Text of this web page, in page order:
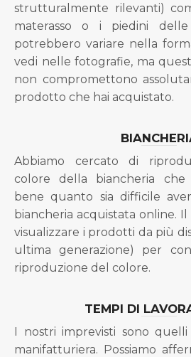
strutturalmente rilevanti)
materasso o i piedini
potrebbero variare nella
vedi nelle fotografie, ma
non compromettono
prodotto che hai acquistato.
Abbiamo cercato di
colore della biancheria che
bene quanto sia difficile
biancheria acquistata online.
visualizzare i prodotti da più
ultima generazione) per
riproduzione del colore.
TEMPI DI
I nostri imprevisti sono
manifatturiera. Possiamo